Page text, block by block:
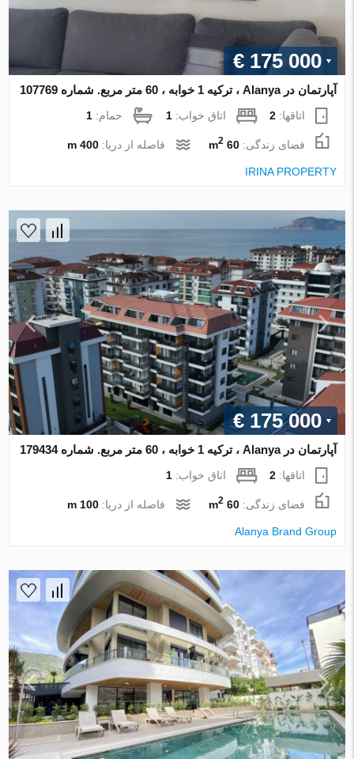
€ 175 000
آپارتمان در Alanya ، ترکیه 1 خوابه ، 60 متر مربع. شماره 107769
اتاقها:2 اتاق خواب:1 حمام:1
فضای زندگی:60 m
2 فاصله از دریا:400 m
IRINA PROPERTY
€ 175 000
آپارتمان در Alanya ، ترکیه 1 خوابه ، 60 متر مربع. شماره 179434
اتاقها:2 اتاق خواب:1
فضای زندگی:60 m
2 فاصله از دریا:100 m
Alanya Brand Group